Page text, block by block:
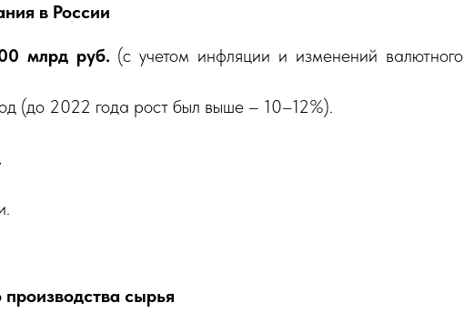
в России
млрд руб. (с учетом инфляции и изменений валютного
(до 2022 года рост был выше – 10–12%).
производства сырья